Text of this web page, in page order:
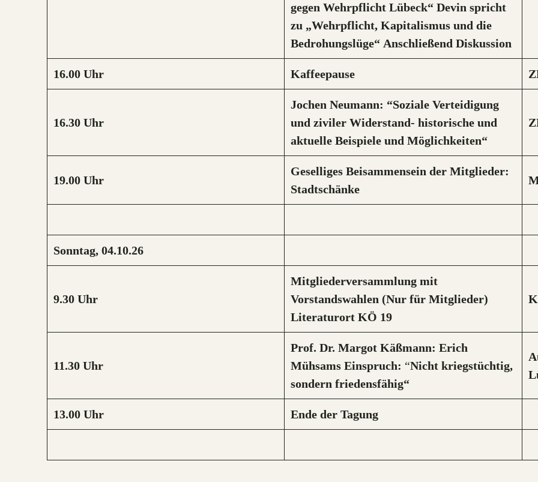
gegen Wehrpflicht Lübeck“ Devin spricht
zu „Wehrpflicht, Kapitalismus und die
Bedrohungslüge“ Anschließend Diskussion
16.00 Uhr Kaffeepause
16.30 Uhr
Jochen Neumann: “Soziale Verteidigung
und ziviler Widerstand- historische und
aktuelle Beispiele und Möglichkeiten“
19.00 Uhr
Geselliges Beisammensein der Mitglieder:
Stadtschänke
Sonntag, 04.10.26
9.30 Uhr
Mitgliederversammlung mit
Vorstandswahlen (Nur für Mitglieder)
Literaturort KÖ 19
11.30 Uhr
Prof. Dr. Margot Käßmann: Erich
Mühsams Einspruch: “Nicht kriegstüchtig,
sondern friedensfähig“
13.00 Uhr Ende der Tagung